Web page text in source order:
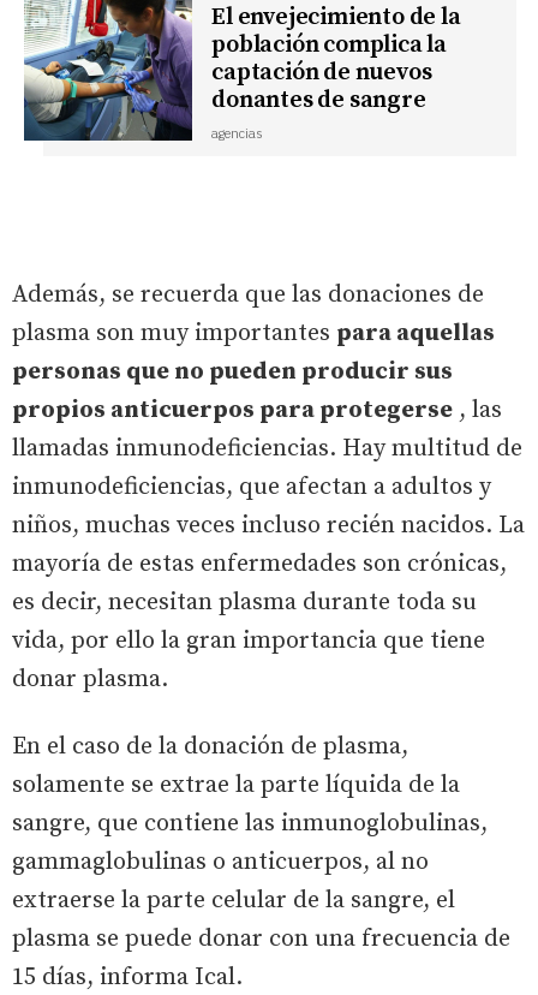
El envejecimiento de la
población complica la
captación de nuevos
donantes de sangre
agencias
Además, se recuerda que las donaciones de
plasma son muy importantes para aquellas
personas que no pueden producir sus
propios anticuerpos para protegerse , las
llamadas inmunodeficiencias. Hay multitud de
inmunodeficiencias, que afectan a adultos y
niños, muchas veces incluso recién nacidos. La
mayoría de estas enfermedades son crónicas,
es decir, necesitan plasma durante toda su
vida, por ello la gran importancia que tiene
donar plasma.
En el caso de la donación de plasma,
solamente se extrae la parte líquida de la
sangre, que contiene las inmunoglobulinas,
gammaglobulinas o anticuerpos, al no
extraerse la parte celular de la sangre, el
plasma se puede donar con una frecuencia de
15 días, informa Ical.